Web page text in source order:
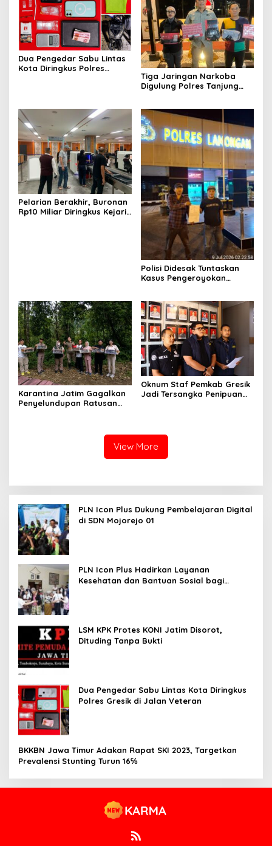
Dua Pengedar Sabu Lintas
Kota Diringkus Polres
Tiga Jaringan Narkoba
Digulung Polres Tanjung
Pelarian Berakhir, Buronan
Rp10 Miliar Diringkus Kejari
Polisi Didesak Tuntaskan
Kasus Pengeroyokan
Karantina Jatim Gagalkan
Penyelundupan Ratusan
Oknum Staf Pemkab Gresik
Jadi Tersangka Penipuan
View More
PLN Icon Plus Dukung Pembelajaran Digital
di SDN Mojorejo 01
PLN Icon Plus Hadirkan Layanan
Kesehatan dan Bantuan Sosial bagi
LSM KPK Protes KONI Jatim Disorot,
Dituding Tanpa Bukti
Dua Pengedar Sabu Lintas Kota Diringkus
Polres Gresik di Jalan Veteran
BKKBN Jawa Timur Adakan Rapat SKI 2023, Targetkan
Prevalensi Stunting Turun 16℅